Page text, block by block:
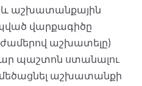
աշխատանքային
վարքագիծը
աշխատելը)
պաշտոն ստանալու
մեծացնել աշխատանքի